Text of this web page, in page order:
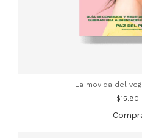
La movida del
$15.80